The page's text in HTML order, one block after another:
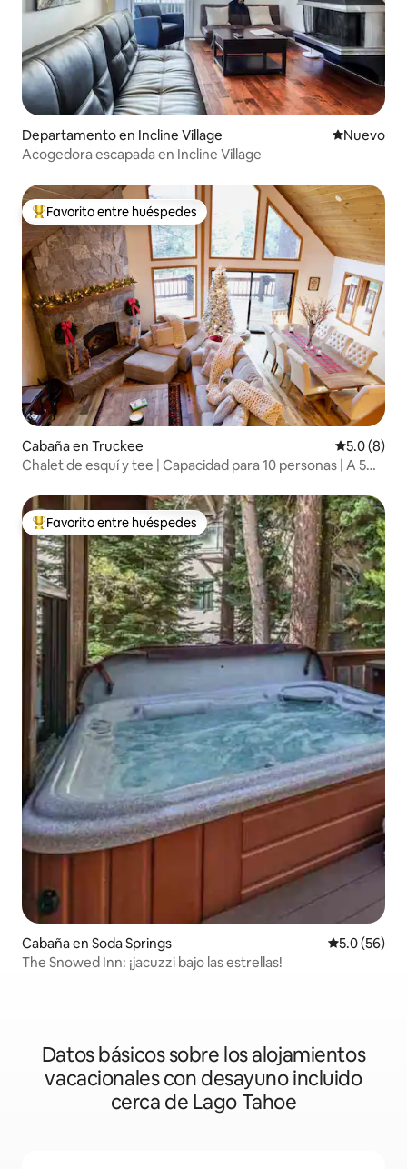
Departamento en Incline Village Nuevo
Nuevo
Acogedora escapada en Incline Village
De los mejores en Favorito entre huéspedes
Favorito entre huéspedes
Cabaña en Truckee
5.0 (8)
Chalet de esquí y tee | Capacidad para 10 personas | A 5
De los mejores en Favorito entre huéspedes
Favorito entre huéspedes
Cabaña en Soda Springs Calificación
5.0 (56)
The Snowed Inn: ¡jacuzzi bajo las estrellas!
Datos básicos sobre los alojamientos
vacacionales con desayuno incluido
cerca de Lago Tahoe